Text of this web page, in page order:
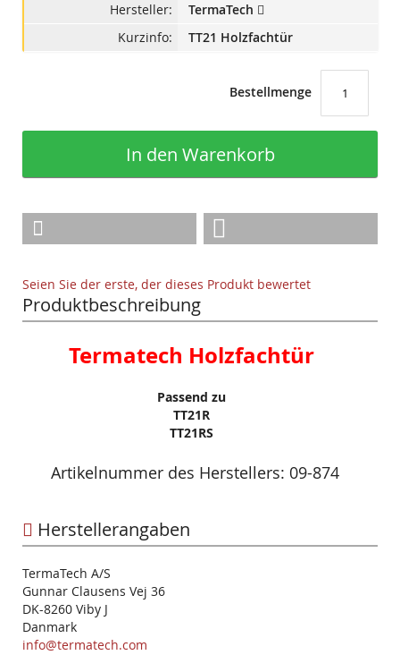
Hersteller:
TermaTech
Kurzinfo:
TT21 Holzfachtür
Bestellmenge
In den Warenkorb
Seien Sie der erste, der dieses Produkt bewertet
Produktbeschreibung
Termatech Holzfachtür
Passend zu
TT21R
TT21RS
Artikelnummer des Herstellers: 09-874
Herstellerangaben
TermaTech A/S
Gunnar Clausens Vej 36
DK-8260 Viby J
Danmark
info@termatech.com